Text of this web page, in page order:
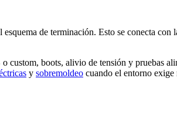
de terminación. Esto se conecta con
boots, alivio de tensión y pruebas
y sobremoldeo cuando el entorno exige